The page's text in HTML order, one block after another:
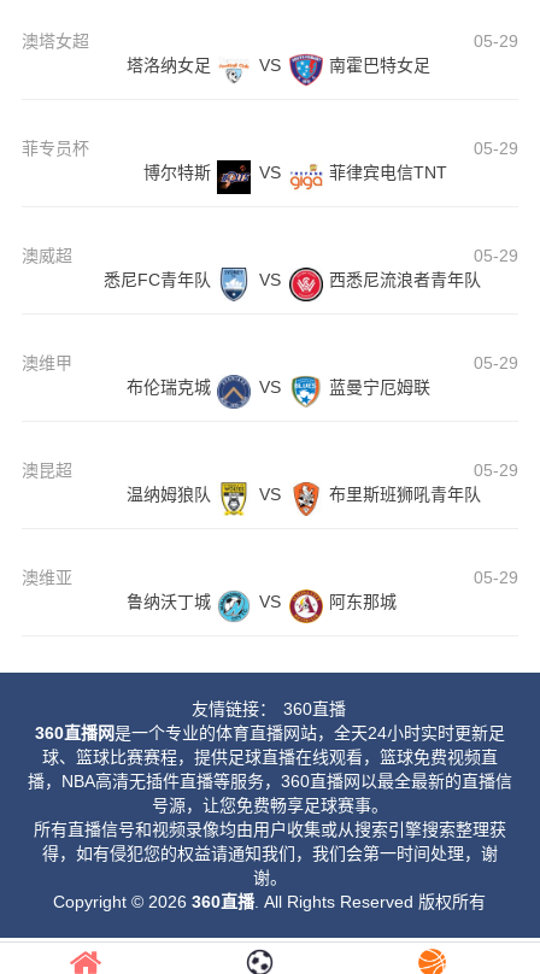
澳塔女超
05-29
塔洛纳女足
VS 南霍巴特女足
菲专员杯
05-29
博尔特斯
VS 菲律宾电信TNT
澳威超
05-29
悉尼FC青年队
VS 西悉尼流浪者青年队
澳维甲
05-29
布伦瑞克城
VS 蓝曼宁厄姆联
澳昆超
05-29
温纳姆狼队
VS 布里斯班狮吼青年队
澳维亚
05-29
鲁纳沃丁城
VS 阿东那城
友情链接：
360直播
360直播网是一个专业的体育直播网站，全天24小时实时更新足
球、篮球比赛赛程，提供足球直播在线观看，篮球免费视频直
播，NBA高清无插件直播等服务，360直播网以最全最新的直播信
号源，让您免费畅享足球赛事。
所有直播信号和视频录像均由用户收集或从搜索引擎搜索整理获
得，如有侵犯您的权益请通知我们，我们会第一时间处理，谢
谢。
Copyright © 2026360直播. All Rights Reserved 版权所有